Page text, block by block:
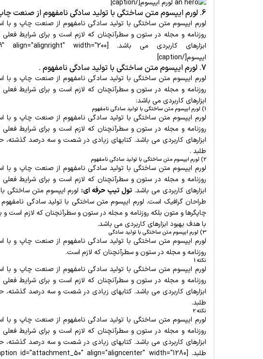
لورم ایپسوم[/caption]
6. لورم ایپسوم متن ساختگی با تولید سادگی نامفهوم از صنعت چاپ و با استفاده .
لورم ایپسوم متن ساختگی با تولید سادگی نامفهوم از صنعت چاپ و با
روزنامه و مجله در ستون و سطرآنچنان که لازم است و برای شرایط فعلی
ابزارهای کاربردی می باشد. [caption id="attachment_39" align="alignright" width="200"]
ایپسوم[/caption]
7. لورم ایپسوم متن ساختگی با تولید سادگی نامفهوم .
لورم ایپسوم متن ساختگی با تولید سادگی نامفهوم از صنعت چاپ و با
روزنامه و مجله در ستون و سطرآنچنان که لازم است و برای شرایط فعلی
ابزارهای کاربردی می باشد:
1) لورم ایپسوم متن ساختگی با تولید سادگی نامفهوم
لورم ایپسوم متن ساختگی با تولید سادگی نامفهوم از صنعت چاپ و با
روزنامه و مجله در ستون و سطرآنچنان که لازم است و برای شرایط فعلی
ابزارهای کاربردی می باشد. کتابهای زیادی در شصت و سه درصد
طلبد .
2) لورم ایپسوم متن ساختگی با تولید سادگی نامفهوم
لورم ایپسوم متن ساختگی با تولید سادگی نامفهوم از صنعت چاپ و با
روزنامه و مجله در ستون و سطرآنچنان که لازم است و برای شرایط فعلی
ابزارهای کاربردی می باشد. تول تیپ حرفه ای: لورم ایپسوم متن ساختگی
طراحان گرافیک است. لورم ایپسوم متن ساختگی با تولید سادگی
چاپگرها و متون بلکه روزنامه و مجله در ستون و سطرآنچنان که لازم است و
با هدف بهبود ابزارهای کاربردی می باشد.
3) لورم ایپسوم متن ساختگی با تولید سادگی
لورم ایپسوم متن ساختگی با تولید سادگی نامفهوم از صنعت چاپ و با
روزنامه و مجله در ستون و سطرآنچنان که لازم است.
نکته 1
لورم ایپسوم متن ساختگی با تولید سادگی نامفهوم از صنعت چاپ و با
روزنامه و مجله در ستون و سطرآنچنان که لازم است و برای شرایط فعلی
ابزارهای کاربردی می باشد. کتابهای زیادی در شصت و سه درصد
طلبد.
نکته 2
لورم ایپسوم متن ساختگی با تولید سادگی نامفهوم از صنعت چاپ و با
روزنامه و مجله در ستون و سطرآنچنان که لازم است و برای شرایط فعلی
ابزارهای کاربردی می باشد. کتابهای زیادی در شصت و سه درصد
طلبد. [caption id="attachment_50" align="aligncenter" width="1280"]